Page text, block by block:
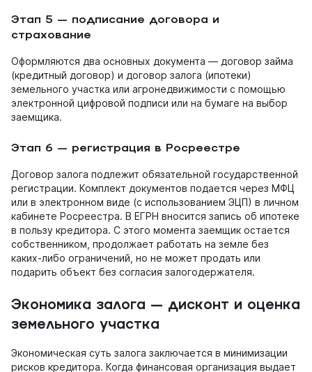
Этап 5 — подписание договора и
страхование
Оформляются два основных документа — договор займа
(кредитный договор) и договор залога (ипотеки)
земельного участка или агронедвижимости с помощью
электронной цифровой подписи или на бумаге на выбор
заемщика.
Этап 6 — регистрация в Росреестре
Договор залога подлежит обязательной государственной
регистрации. Комплект документов подается через МФЦ
или в электронном виде (с использованием ЭЦП) в личном
кабинете Росреестра. В ЕГРН вносится запись об ипотеке
в пользу кредитора. С этого момента заемщик остается
собственником, продолжает работать на земле без
каких-либо ограничений, но не может продать или
подарить объект без согласия залогодержателя.
Экономика залога — дисконт и оценка
земельного участка
Экономическая суть залога заключается в минимизации
рисков кредитора. Когда финансовая организация выдает